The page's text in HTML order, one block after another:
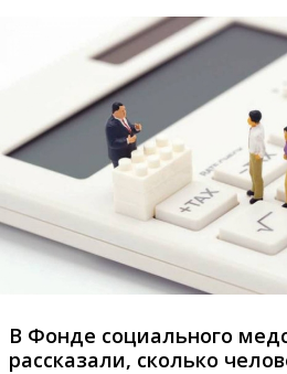
В Фонде социального
рассказали, сколько